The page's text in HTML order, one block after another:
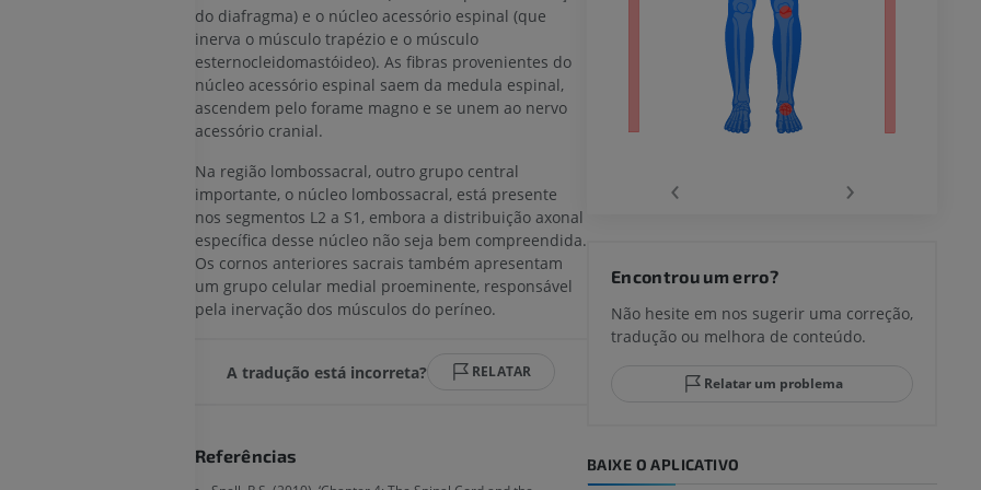
do diafragma) e o núcleo acessório espinal (que
inerva o músculo trapézio e o músculo
esternocleidomastóideo). As fibras provenientes do
núcleo acessório espinal saem da medula espinal,
ascendem pelo forame magno e se unem ao nervo
acessório cranial.
Na região lombossacral, outro grupo central
importante, o núcleo lombossacral, está presente
nos segmentos L2 a S1, embora a distribuição axonal
específica desse núcleo não seja bem compreendida.
Os cornos anteriores sacrais também apresentam
um grupo celular medial proeminente, responsável
pela inervação dos músculos do períneo.
A tradução está incorreta? RELATAR
Referências
Radiografias do membro
Arteriografia do membro
Ressonância magnética do
quadril
IRM
PREMIUM
IRM do joelho
IRM
Artrografia do joelho
Artrografia CT
PREMIUM
IRM do tornezelo e do
‹ ›
Encontrou um erro?
Não hesite em nos sugerir uma correção,
tradução ou melhora de conteúdo.
Relatar um problema
BAIXE O APLICATIVO